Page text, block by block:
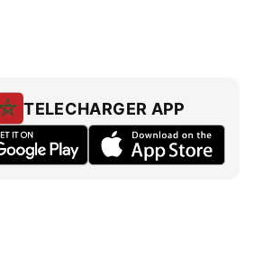
TELECHARGER APP